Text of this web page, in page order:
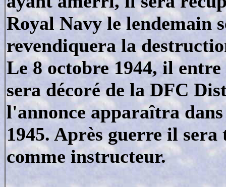
Royal Navy le lendemain
revendiquera la
Le 8 octobre 1944, il
sera décoré de la DFC
l'annonce apparaîtra
1945. Après guerre il
comme instructeur.